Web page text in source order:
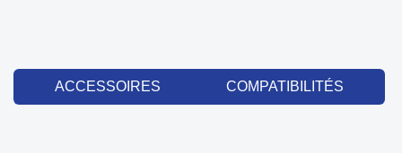
ACCESSOIRES COMPATIBILITÉS